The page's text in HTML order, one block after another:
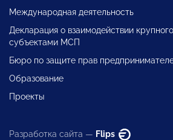
Международная деятельность
Декларация о взаимодействии
субъектами МСП
Бюро по защите прав
Образование
Проекты
Разработка сайта — Flips